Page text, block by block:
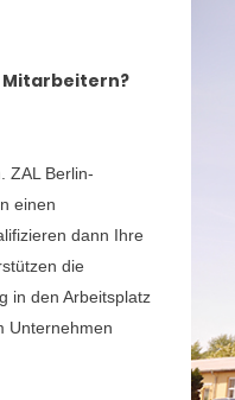
Mitarbeitern?
ZAL Berlin-
einen
dann Ihre
die
in den Arbeitsplatz
Unternehmen